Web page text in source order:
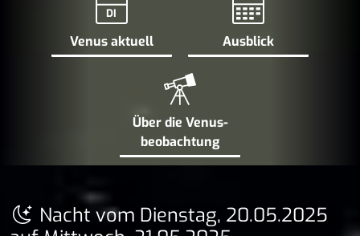
DI
Venus aktuell Ausblick
Über die Venus­
beobachtung
Nacht vom Dienstag, 20.05.2025